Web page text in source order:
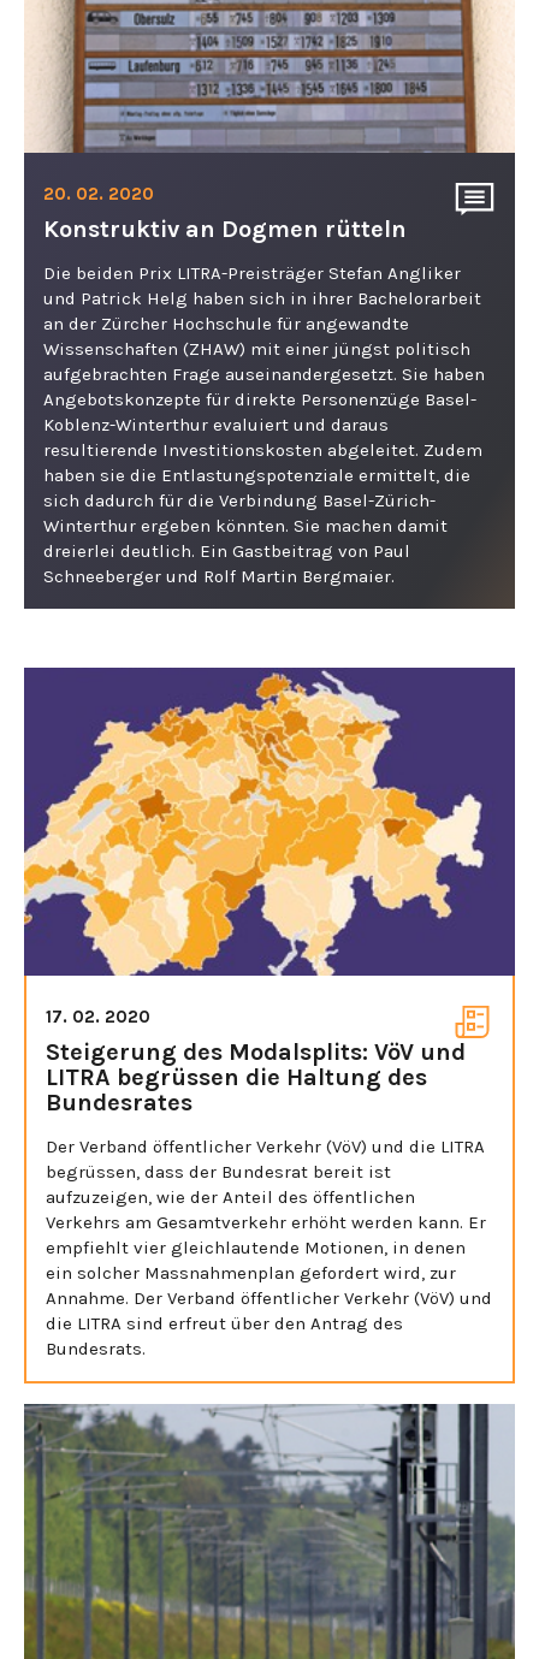
20. 02. 2020
Konstruktiv an Dogmen rütteln
Die beiden Prix LITRA-Preisträger Stefan Angliker
und Patrick Helg haben sich in ihrer Bachelorarbeit
an der Zürcher Hochschule für angewandte
Wissenschaften (ZHAW) mit einer jüngst politisch
aufgebrachten Frage auseinandergesetzt. Sie haben
Angebotskonzepte für direkte Personenzüge Basel-
Koblenz-Winterthur evaluiert und daraus
resultierende Investitionskosten abgeleitet. Zudem
haben sie die Entlastungspotenziale ermittelt, die
sich dadurch für die Verbindung Basel-Zürich-
Winterthur ergeben könnten. Sie machen damit
dreierlei deutlich. Ein Gastbeitrag von Paul
Schneeberger und Rolf Martin Bergmaier.
17. 02. 2020
Steigerung des Modalsplits: VöV und
LITRA begrüssen die Haltung des
Bundesrates
Der Verband öffentlicher Verkehr (VöV) und die LITRA
begrüssen, dass der Bundesrat bereit ist
aufzuzeigen, wie der Anteil des öffentlichen
Verkehrs am Gesamtverkehr erhöht werden kann. Er
empfiehlt vier gleichlautende Motionen, in denen
ein solcher Massnahmenplan gefordert wird, zur
Annahme. Der Verband öffentlicher Verkehr (VöV) und
die LITRA sind erfreut über den Antrag des
Bundesrats.